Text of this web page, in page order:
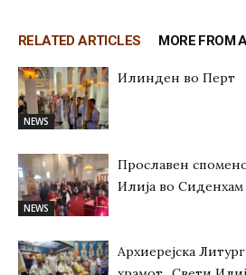
RELATED ARTICLES MORE FROM
NEWS
Илинден во Перт
NEWS
Прославен
Илија во Сиденхам
Архиерејска